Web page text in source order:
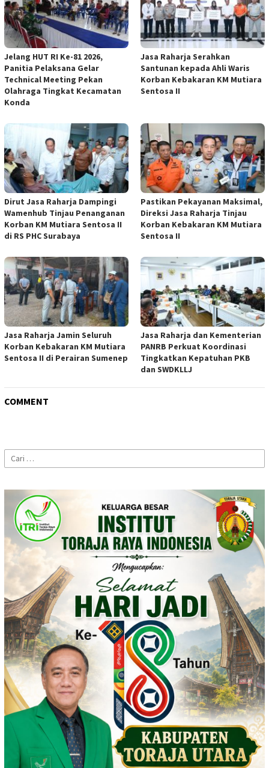
Jelang HUT RI Ke-81 2026,
Panitia Pelaksana Gelar
Technical Meeting Pekan
Olahraga Tingkat Kecamatan
Konda
Jasa Raharja Serahkan
Santunan kepada Ahli Waris
Korban Kebakaran KM Mutiara
Sentosa II
Dirut Jasa Raharja Dampingi
Wamenhub Tinjau Penanganan
Korban KM Mutiara Sentosa II
di RS PHC Surabaya
Pastikan Pekayanan Maksimal,
Direksi Jasa Raharja Tinjau
Korban Kebakaran KM Mutiara
Sentosa II
Jasa Raharja Jamin Seluruh
Korban Kebakaran KM Mutiara
Sentosa II di Perairan Sumenep
Jasa Raharja dan Kementerian
PANRB Perkuat Koordinasi
Tingkatkan Kepatuhan PKB
dan SWDKLLJ
COMMENT
Cari
untuk: